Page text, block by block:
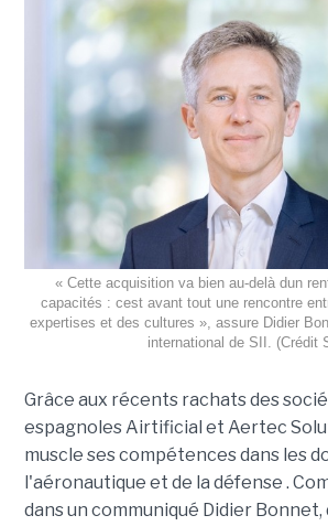
« Cette acquisition va bien au-delà dun
capacités : cest avant tout une rencontre
expertises et des cultures », assure Didier
international de SII. (Crédit
Grâce aux récents rachats des
espagnoles Airtificial et Aertec
muscle ses compétences dans les
l'aéronautique et de la défense .
dans un communiqué Didier